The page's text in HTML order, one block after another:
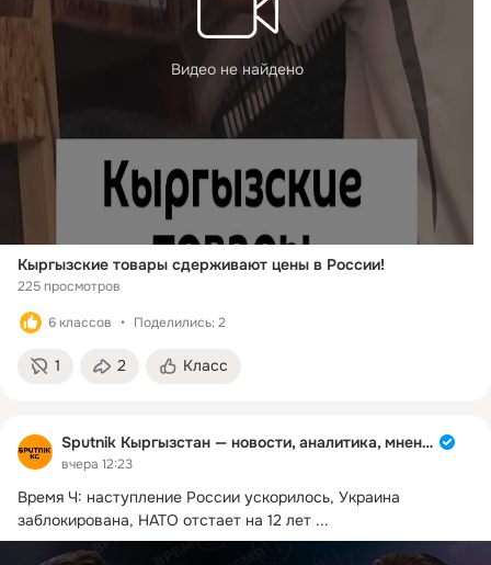
Видео не найдено
Кыргызские товары сдерживают цены в России!
225 просмотров
6 классов Поделились: 2
1 2 Класс
Sputnik Кыргызстан — новости, аналитика, мнения
вчера 12:23
Время Ч: наступление России ускорилось, Украина
заблокирована, НАТО отстает на 12 лет ...